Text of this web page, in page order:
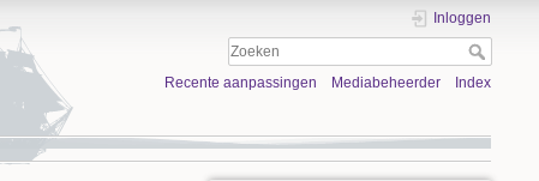
Inloggen
Recente aanpassingen Mediabeheerder Index